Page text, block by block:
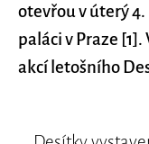
otevřou v úterý
paláci v Praze
akcí letošního